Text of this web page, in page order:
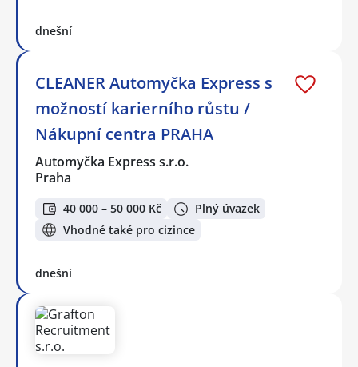
dnešní
CLEANER Automyčka Express s
možností karierního růstu /
Nákupní centra PRAHA
Automyčka Express s.r.o.
Praha
40 000 – 50 000 Kč
Plný úvazek
Vhodné také pro cizince
dnešní